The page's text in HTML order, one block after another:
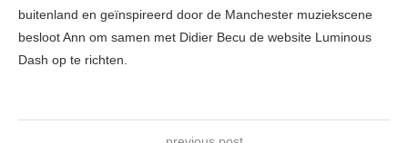
buitenland en geïnspireerd door de Manchester muziekscene
besloot Ann om samen met Didier Becu de website Luminous
Dash op te richten.